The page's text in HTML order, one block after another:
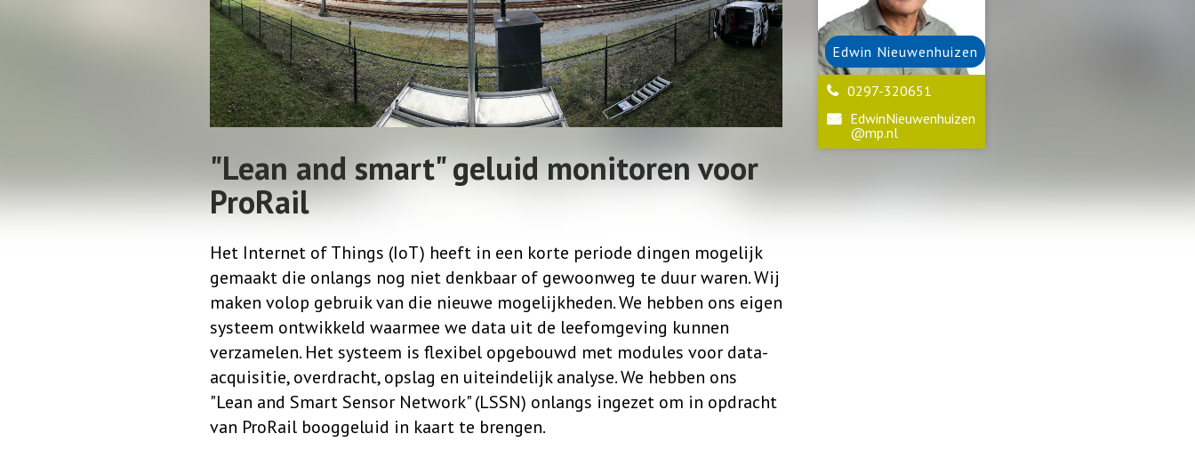
"Lean and smart" geluid monitoren voor
ProRail
Het Internet of Things (IoT) heeft in een korte periode dingen mogelijk
gemaakt die onlangs nog niet denkbaar of gewoonweg te duur waren. Wij
maken volop gebruik van die nieuwe mogelijkheden. We hebben ons eigen
systeem ontwikkeld waarmee we data uit de leefomgeving kunnen
verzamelen. Het systeem is flexibel opgebouwd met modules voor data-
acquisitie, overdracht, opslag en uiteindelijk analyse. We hebben ons
"Lean and Smart Sensor Network" (LSSN) onlangs ingezet om in opdracht
van ProRail booggeluid in kaart te brengen.
Edwin Nieuwenhuizen
0297-320651
EdwinNieuwenhuizen
@mp.nl